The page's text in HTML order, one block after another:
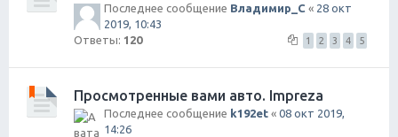
Последнее сообщение Владимир_С « 28 окт
2019, 10:43
Ответы: 120 1 2 3 4 5
Просмотренные вами авто. Impreza
Последнее сообщение k192et « 08 окт 2019,
14:26